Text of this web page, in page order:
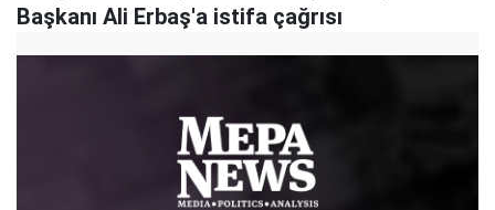
Başkanı Ali Erbaş'a istifa çağrısı